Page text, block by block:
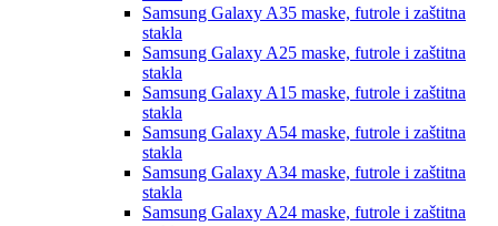
Samsung Galaxy A35 maske, futrole i zaštitna
stakla
Samsung Galaxy A25 maske, futrole i zaštitna
stakla
Samsung Galaxy A15 maske, futrole i zaštitna
stakla
Samsung Galaxy A54 maske, futrole i zaštitna
stakla
Samsung Galaxy A34 maske, futrole i zaštitna
stakla
Samsung Galaxy A24 maske, futrole i zaštitna